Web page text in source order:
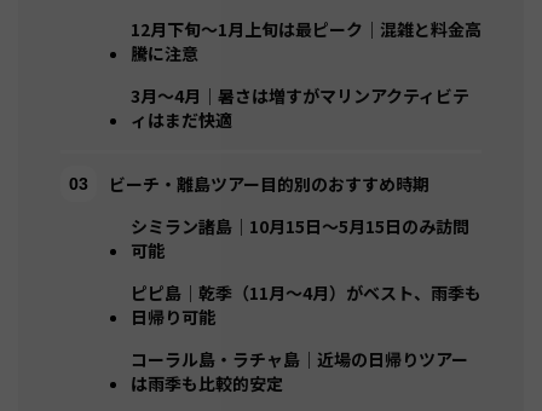
12月下旬〜1月上旬は最ピーク｜混雑と料金高
騰に注意
3月〜4月｜暑さは増すがマリンアクティビテ
ィはまだ快適
ビーチ・離島ツアー目的別のおすすめ時期
シミラン諸島｜10月15日〜5月15日のみ訪問
可能
ピピ島｜乾季（11月〜4月）がベスト、雨季も
日帰り可能
コーラル島・ラチャ島｜近場の日帰りツアー
は雨季も比較的安定